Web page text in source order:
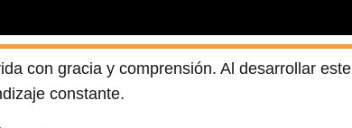
con gracia y comprensión. Al desarrollar este
constante.